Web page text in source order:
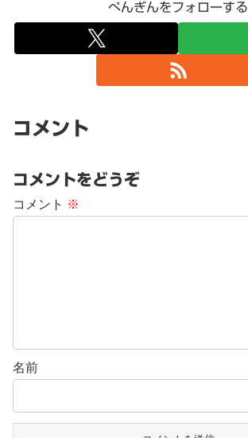
ぺんぎんをフォローする
コメント
コメントをどうぞ
コメント ※
名前